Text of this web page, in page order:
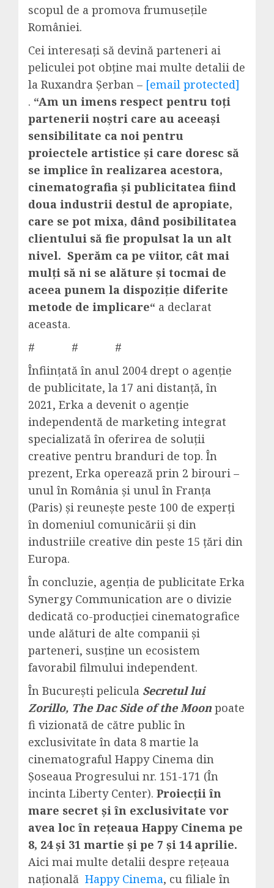
scopul de a promova frumuseţile
României.
Cei interesați să devină parteneri ai
peliculei pot obține mai multe detalii de
la Ruxandra Șerban – [email protected]
. “Am un imens respect pentru toți
partenerii noștri care au aceeași
sensibilitate ca noi pentru
proiectele artistice și care doresc să
se implice în realizarea acestora,
cinematografia și publicitatea fiind
doua industrii destul de apropiate,
care se pot mixa, dând posibilitatea
clientului să fie propulsat la un alt
nivel. Sperăm ca pe viitor, cât mai
mulți să ni se alăture și tocmai de
aceea punem la dispoziție diferite
metode de implicare“ a declarat
aceasta.
# # #
Înființată în anul 2004 drept o agenție
de publicitate, la 17 ani distanță, în
2021, Erka a devenit o agenție
independentă de marketing integrat
specializată în oferirea de soluții
creative pentru branduri de top. În
prezent, Erka operează prin 2 birouri –
unul în România și unul în Franța
(Paris) și reunește peste 100 de experți
în domeniul comunicării și din
industriile creative din peste 15 țări din
Europa.
În concluzie, agenția de publicitate Erka
Synergy Communication are o divizie
dedicată co-producției cinematografice
unde alături de alte companii și
parteneri, susține un ecosistem
favorabil filmului independent.
În București pelicula Secretul lui
Zorillo, The Dac Side of the Moon poate
fi vizionată de către public în
exclusivitate în data 8 martie la
cinematograful Happy Cinema din
Șoseaua Progresului nr. 151-171 (În
incinta Liberty Center). Proiecții în
mare secret și în exclusivitate vor
avea loc în rețeaua Happy Cinema pe
8, 24 și 31 martie și pe 7 și 14 aprilie.
Aici mai multe detalii despre rețeaua
națională Happy Cinema, cu filiale în